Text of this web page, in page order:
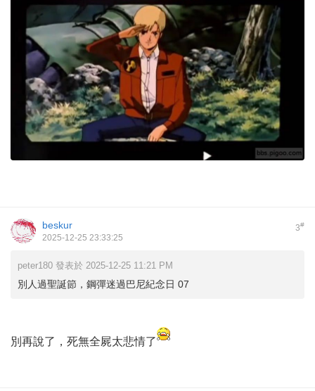
3#
beskur
2025-12-25 23:33:25
peter180 發表於 2025-12-25 11:21 PM
別人過聖誕節，鋼彈迷過巴尼紀念日 07
別再說了，死無全屍太悲情了